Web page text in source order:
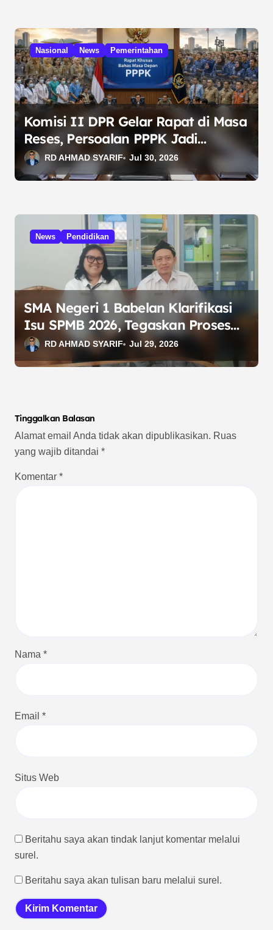
Nasional News Pemerintahan
Komisi II DPR Gelar Rapat di Masa
Reses, Persoalan PPPK Jadi
Prioritas Pembahasan
RD AHMAD SYARIF Jul 30, 2026
News Pendidikan
SMA Negeri 1 Babelan Klarifikasi
Isu SPMB 2026, Tegaskan Proses
Sesuai Juknis
RD AHMAD SYARIF Jul 29, 2026
Tinggalkan Balasan
Alamat email Anda tidak akan dipublikasikan. Ruas
yang wajib ditandai *
Komentar *
Nama *
Email *
Situs Web
Beritahu saya akan tindak lanjut komentar melalui
surel.
Beritahu saya akan tulisan baru melalui surel.